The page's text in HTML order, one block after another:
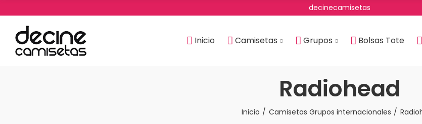
decinecamisetas
Inicio Camisetas Grupos Bolsas Tote
Radiohead
Inicio Camisetas Grupos internacionales